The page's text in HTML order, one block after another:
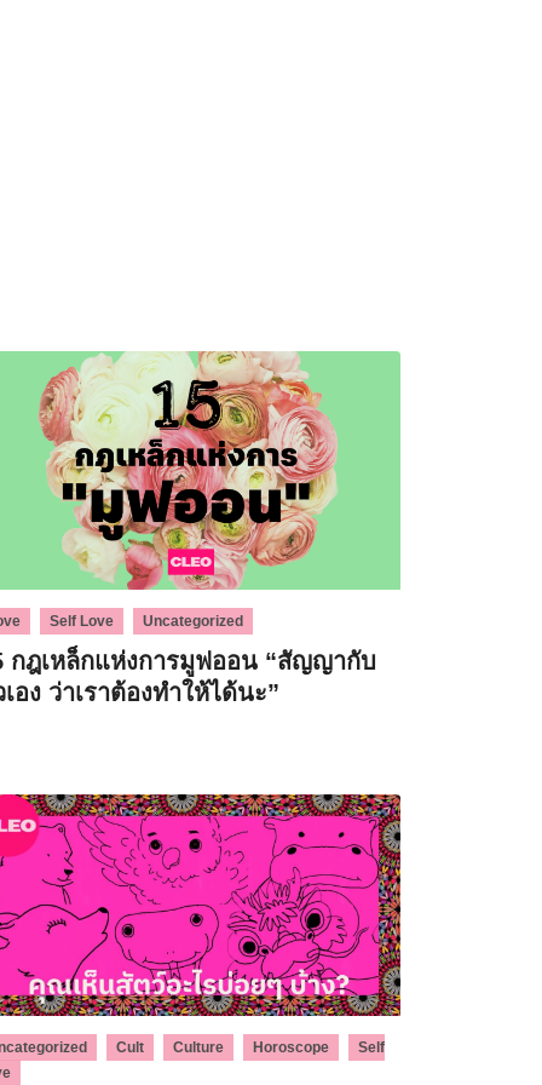
Self Love Uncategorized
กฎเหล็กแห่งการมูฟออน “สัญญากับ
เอง ว่าเราต้องทำให้ได้นะ”
Cult Culture Horoscope
Self